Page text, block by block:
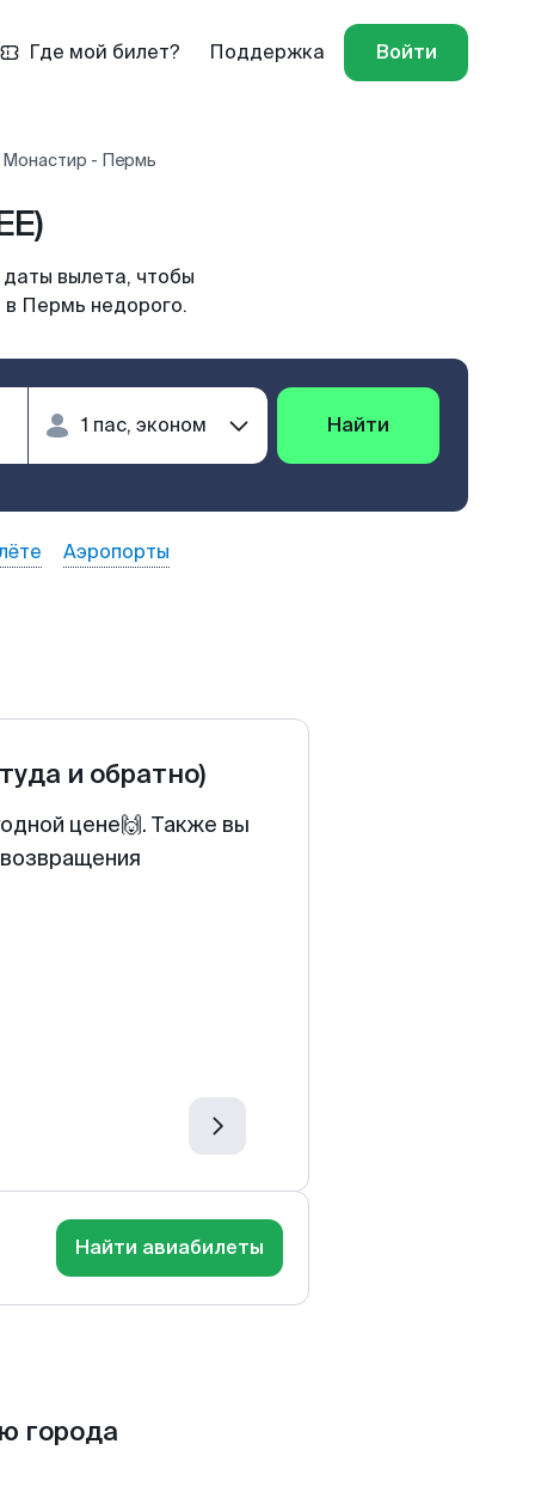
Где мой билет? Поддержка Войти
Монастир - Пермь
вылета, чтобы
в Пермь недорого.
Найти
Аэропорты
и обратно)
цене🙌. Также вы
Найти авиабилеты
города